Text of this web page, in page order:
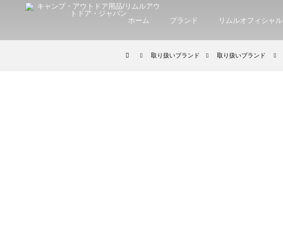
ホーム ブランド リムルオフィシャ
取り扱いブランド 取り扱いブランド